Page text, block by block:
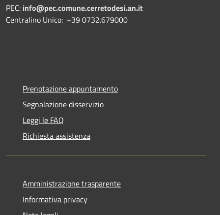
PEC: info@pec.comune.cerretodesi.an.it
Centralino Unico: +39 0732.679000
Prenotazione appuntamento
Segnalazione disservizio
Leggi le FAQ
Richiesta assistenza
Amministrazione trasparente
Informativa privacy